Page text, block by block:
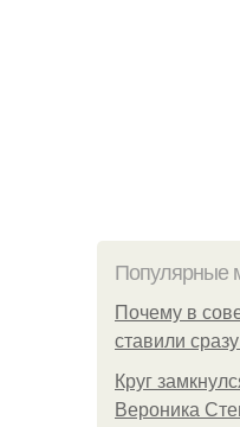
Популярные
Почему в
ставили
Круг
Вероника